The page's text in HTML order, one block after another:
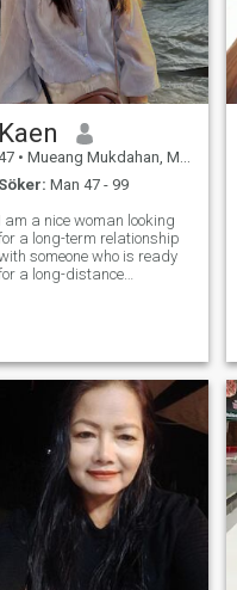
Kaen
• Mueang Mukdahan, Mukdahan, Thailand
Söker: Man 47 - 99
I am a nice woman looking
a long-term relationship
someone who is ready
a long-distance
in getting to know
caring Thai